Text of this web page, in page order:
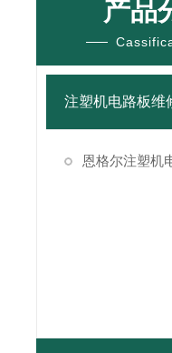
产品
注塑机电路板维
恩格尔注塑机